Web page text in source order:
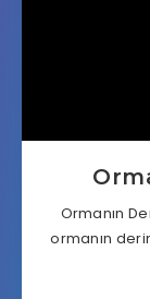
Ormanın
ormanın